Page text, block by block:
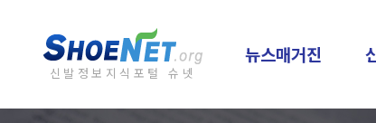
신발정보지식포털 슈넷
뉴스매거진